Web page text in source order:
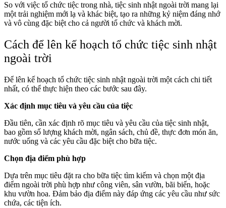
So với việc tổ chức tiệc trong nhà, tiệc sinh nhật ngoài trời mang lại
một trải nghiệm mới lạ và khác biệt, tạo ra những kỷ niệm đáng nhớ
và vô cùng đặc biệt cho cả người tổ chức và khách mời.
Cách để lên kế hoạch tổ chức tiệc sinh nhật
ngoài trời
Để lên kế hoạch tổ chức tiệc sinh nhật ngoài trời một cách chi tiết
nhất, có thể thực hiện theo các bước sau đây.
Xác định mục tiêu và yêu cầu của tiệc
Đầu tiên, cần xác định rõ mục tiêu và yêu cầu của tiệc sinh nhật,
bao gồm số lượng khách mời, ngân sách, chủ đề, thực đơn món ăn,
nước uống và các yêu cầu đặc biệt cho bữa tiệc.
Chọn địa điểm phù hợp
Dựa trên mục tiêu đặt ra cho bữa tiệc tìm kiếm và chọn một địa
điểm ngoài trời phù hợp như công viên, sân vườn, bãi biển, hoặc
khu vườn hoa. Đảm bảo địa điểm này đáp ứng các yêu cầu như sức
chứa, các tiện ích.